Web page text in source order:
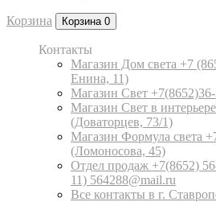
Корзина Корзина 0
Контакты
Магазин Дом света +7
Енина, 11)
Магазин Свет
Магазин Свет в
(Доваторцев, 73/1)
Магазин Формула света
(Ломоносова, 45)
Отдел продаж +7(8652)
11) 564288@mail.ru
Все контакты в г.